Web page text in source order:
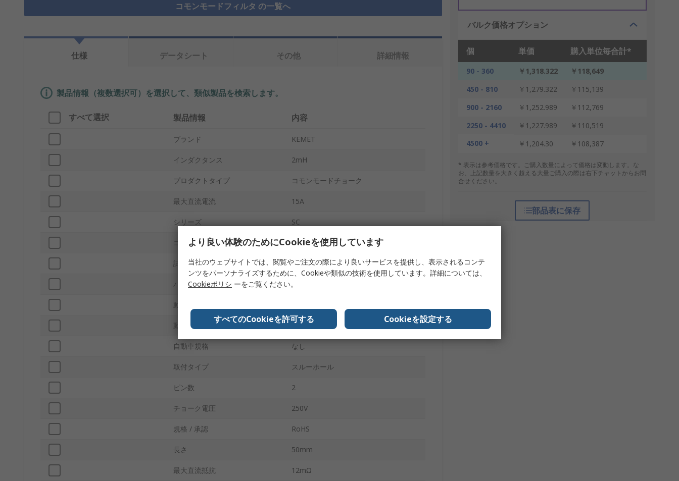
コモンモードフィルタ の一覧へ
バルク価格オプション
個 単価 購入単位毎合計*
90 - 360 ￥1,318.322
￥118,649
450 - 810
￥1,279.322
￥115,139
900 - 2160
￥1,252.989
￥112,769
2250 - 4410
￥1,227.989
￥110,519
4500 +
￥1,204.30 ￥108,387
* 表示は参考価格です。ご購入数量によって価格は変動します。な
お、上記数量を大きく超える大量ご購入の際は右下チャットからお問
合せください。
部品表に保存
仕様 データシート その他 詳細情報
製品情報（複数選択可）を選択して、類似製品を検索します。
すべて選択 製品情報 内容
ブランド KEMET
インダクタンス 2mH
プロダクトタイプ コモンモードチョーク
最大直流電流 15A
シリーズ SC
コアプロセッサ フェライト
試験周波数 100kHz
パッキング トレイ
動作温度 Min
動作温度 Max 105°C
自動車規格 なし
取付タイプ スルーホール
ピン数 2
チョーク電圧 250V
規格 / 承認 RoHS
長さ 50mm
最大直流抵抗 12mΩ
より良い体験のためにCookieを使用しています
当社のウェブサイトでは、閲覧やご注文の際により良いサービスを提供し、表示されるコンテ
ンツをパーソナライズするために、Cookieや類似の技術を使用しています。詳細については、
Cookieポリシ ーをご覧ください。
すべてのCookieを許可する Cookieを設定する